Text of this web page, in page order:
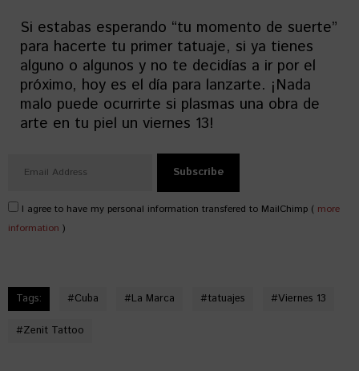
Si estabas esperando “tu momento de suerte”
para hacerte tu primer tatuaje, si ya tienes
alguno o algunos y no te decidías a ir por el
próximo, hoy es el día para lanzarte. ¡Nada
malo puede ocurrirte si plasmas una obra de
arte en tu piel un viernes 13!
I agree to have my personal information transfered to MailChimp ( more
information )
Tags: #Cuba #La Marca #tatuajes #Viernes 13
#Zenit Tattoo